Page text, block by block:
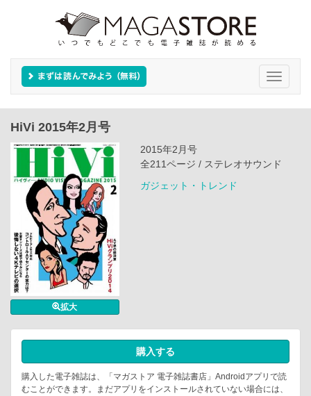
Toggle
HiVi 2015年2月号
拡大
2015年2月号
全211ページ / ステレオサウンド
ガジェット・トレンド
購入する
購入した電子雑誌は、「マガストア 電子雑誌書店」Androidアプリで読
むことができます。まだアプリをインストールされていない場合には、